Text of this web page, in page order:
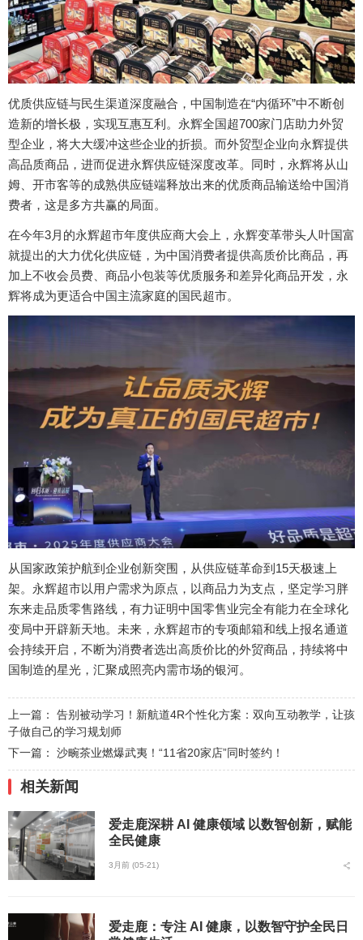
优质供应链与民生渠道深度融合，中国制造在“内循环”中不断创
造新的增长极，实现互惠互利。永辉全国超700家门店助力外贸
型企业，将大大缓冲这些企业的折损。而外贸型企业向永辉提供
高品质商品，进而促进永辉供应链深度改革。同时，永辉将从山
姆、开市客等的成熟供应链端释放出来的优质商品输送给中国消
费者，这是多方共赢的局面。
在今年3月的永辉超市年度供应商大会上，永辉变革带头人叶国富
就提出的大力优化供应链，为中国消费者提供高质价比商品，再
加上不收会员费、商品小包装等优质服务和差异化商品开发，永
辉将成为更适合中国主流家庭的国民超市。
从国家政策护航到企业创新突围，从供应链革命到15天极速上
架。永辉超市以用户需求为原点，以商品力为支点，坚定学习胖
东来走品质零售路线，有力证明中国零售业完全有能力在全球化
变局中开辟新天地。未来，永辉超市的专项邮箱和线上报名通道
会持续开启，不断为消费者选出高质价比的外贸商品，持续将中
国制造的星光，汇聚成照亮内需市场的银河。
上一篇： 告别被动学习！新航道4R个性化方案：双向互动教学，让孩
子做自己的学习规划师
下一篇： 沙畹茶业燃爆武夷！“11省20家店”同时签约！
相关新闻
爱走鹿深耕 AI 健康领域 以数智创新，赋能
全民健康
3月前 (05-21)
爱走鹿：专注 AI 健康，以数智守护全民日